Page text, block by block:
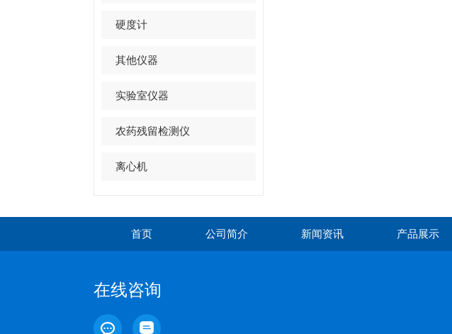
硬度计
其他仪器
实验室仪器
农药残留检测仪
离心机
首页 公司简介 新闻资讯 产品展示
在线咨询